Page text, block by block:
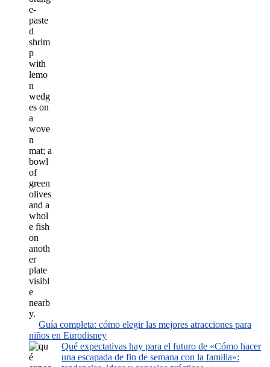
Guía completa: cómo elegir las mejores atracciones para
niños en Eurodisney
Qué expectativas hay para el futuro de «Cómo hacer
una escapada de fin de semana con la familia»: